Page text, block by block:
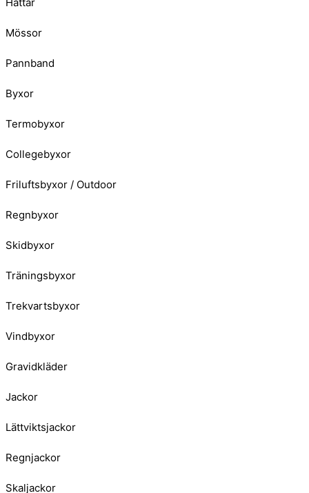
Mössor
Pannband
Byxor
Termobyxor
Collegebyxor
Friluftsbyxor / Outdoor
Regnbyxor
Skidbyxor
Träningsbyxor
Trekvartsbyxor
Vindbyxor
Gravidkläder
Jackor
Lättviktsjackor
Regnjackor
Skaljackor